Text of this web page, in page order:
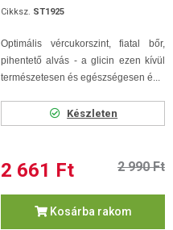
Cikksz. ST1925
Optimális vércukorszint, fiatal bőr,
pihentető alvás - a glicin ezen kívül
természetesen és egészségesen é...
Készleten
2 661 Ft 2 990 Ft
Kosárba rakom